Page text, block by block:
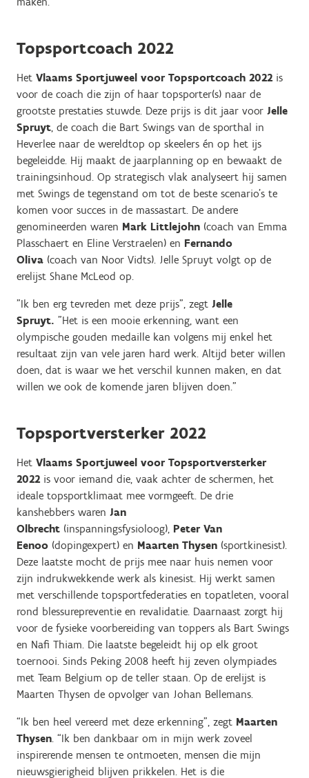
Topsportcoach 2022
Het Vlaams Sportjuweel voor Topsportcoach 2022 is
voor de coach die zijn of haar topsporter(s) naar de
grootste prestaties stuwde. Deze prijs is dit jaar voor Jelle
Spruyt, de coach die Bart Swings van de sporthal in
Heverlee naar de wereldtop op skeelers én op het ijs
begeleidde. Hij maakt de jaarplanning op en bewaakt de
trainingsinhoud. Op strategisch vlak analyseert hij samen
met Swings de tegenstand om tot de beste scenario’s te
komen voor succes in de massastart. De andere
genomineerden waren Mark Littlejohn (coach van Emma
Plasschaert en Eline Verstraelen) en Fernando
Oliva (coach van Noor Vidts). Jelle Spruyt volgt op de
erelijst Shane McLeod op.
"Ik ben erg tevreden met deze prijs", zegt Jelle
Spruyt. "Het is een mooie erkenning, want een
olympische gouden medaille kan volgens mij enkel het
resultaat zijn van vele jaren hard werk. Altijd beter willen
doen, dat is waar we het verschil kunnen maken, en dat
willen we ook de komende jaren blijven doen."
Topsportversterker 2022
Het Vlaams Sportjuweel voor Topsportversterker
2022 is voor iemand die, vaak achter de schermen, het
ideale topsportklimaat mee vormgeeft. De drie
kanshebbers waren Jan
Olbrecht (inspanningsfysioloog), Peter Van
Eenoo (dopingexpert) en Maarten Thysen (sportkinesist).
Deze laatste mocht de prijs mee naar huis nemen voor
zijn indrukwekkende werk als kinesist. Hij werkt samen
met verschillende topsportfederaties en topatleten, vooral
rond blessurepreventie en revalidatie. Daarnaast zorgt hij
voor de fysieke voorbereiding van toppers als Bart Swings
en Nafi Thiam. Die laatste begeleidt hij op elk groot
toernooi. Sinds Peking 2008 heeft hij zeven olympiades
met Team Belgium op de teller staan. Op de erelijst is
Maarten Thysen de opvolger van Johan Bellemans.
“Ik ben heel vereerd met deze erkenning”, zegt Maarten
Thysen. “Ik ben dankbaar om in mijn werk zoveel
inspirerende mensen te ontmoeten, mensen die mijn
nieuwsgierigheid blijven prikkelen. Het is die